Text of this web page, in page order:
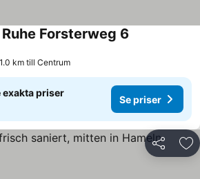
Forsterweg 6
1.0 km till Centrum
exakta priser
Se priser
Dela